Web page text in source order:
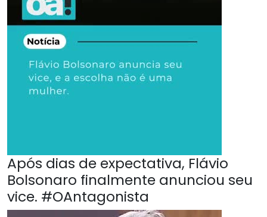
Após dias de expectativa, Flávio
Bolsonaro finalmente anunciou seu
vice. #OAntagonista